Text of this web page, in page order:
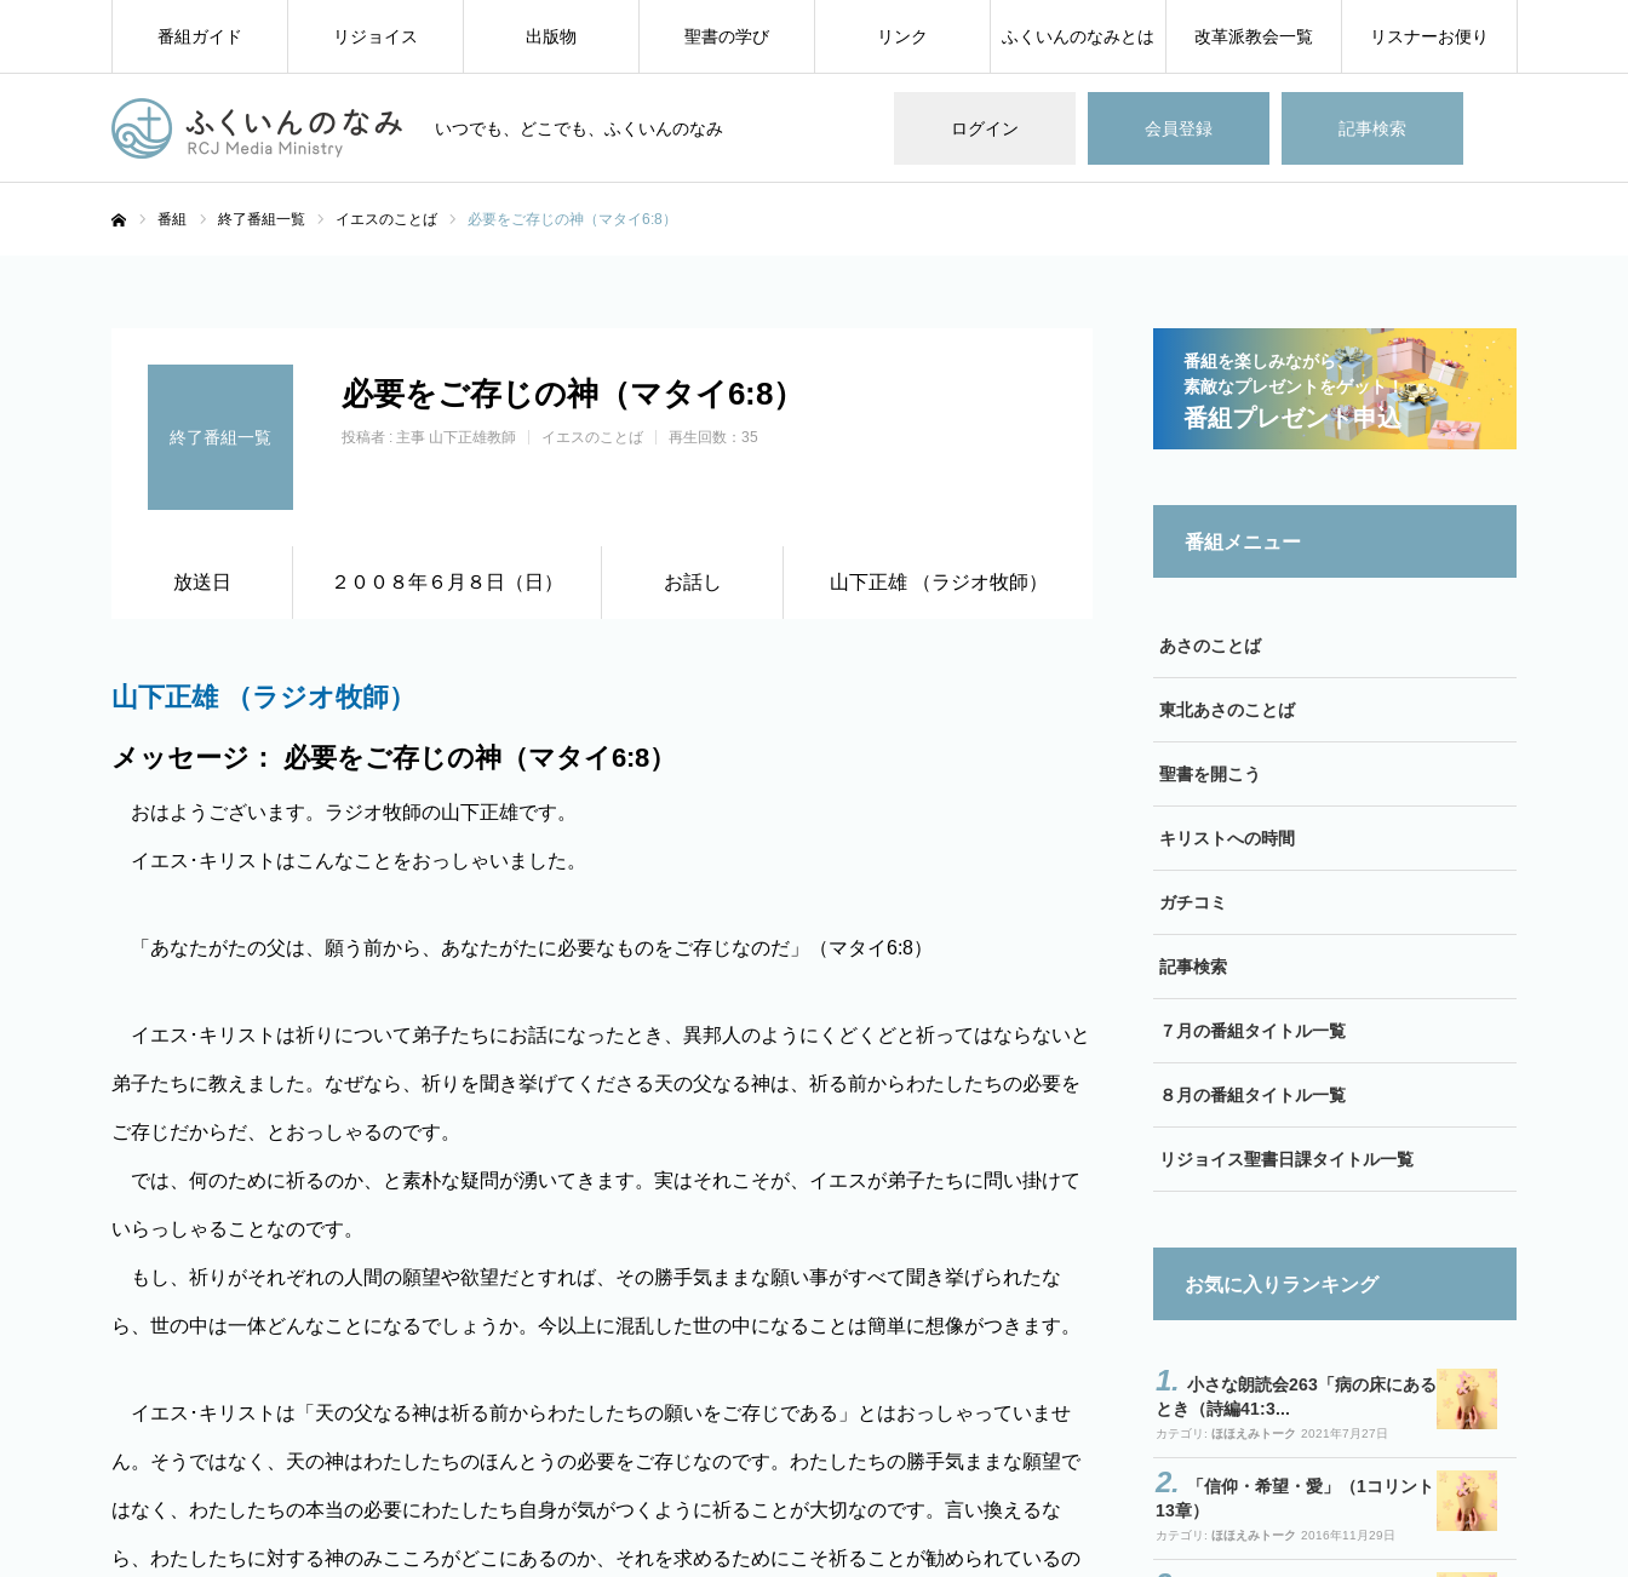
いつでも、どこでも、ふくいんのなみ ログイン 会員登録 記事検索
番組ガイド リジョイス 出版物 聖書の学び リンク ふくいんのなみとは 改革派教会一覧 リスナーお便り
番組 終了番組一覧 イエスのことば 必要をご存じの神（マタイ6:8）
終了番組一覧
必要をご存じの神（マタイ6:8）
投稿者 : 主事 山下正雄教師 イエスのことば 再生回数：35
放送日 ２００８年６月８日（日） お話し 山下正雄 （ラジオ牧師）
山下正雄 （ラジオ牧師）
メッセージ： 必要をご存じの神（マタイ6:8）
おはようございます。ラジオ牧師の山下正雄です。
イエス･キリストはこんなことをおっしゃいました。
「あなたがたの父は、願う前から、あなたがたに必要なものをご存じなのだ」（マタイ6:8）
イエス･キリストは祈りについて弟子たちにお話になったとき、異邦人のようにくどくどと祈ってはならないと
弟子たちに教えました。なぜなら、祈りを聞き挙げてくださる天の父なる神は、祈る前からわたしたちの必要を
ご存じだからだ、とおっしゃるのです。
では、何のために祈るのか、と素朴な疑問が湧いてきます。実はそれこそが、イエスが弟子たちに問い掛けて
いらっしゃることなのです。
もし、祈りがそれぞれの人間の願望や欲望だとすれば、その勝手気ままな願い事がすべて聞き挙げられたな
ら、世の中は一体どんなことになるでしょうか。今以上に混乱した世の中になることは簡単に想像がつきます。
イエス･キリストは「天の父なる神は祈る前からわたしたちの願いをご存じである」とはおっしゃっていませ
ん。そうではなく、天の神はわたしたちのほんとうの必要をご存じなのです。わたしたちの勝手気ままな願望で
はなく、わたしたちの本当の必要にわたしたち自身が気がつくように祈ることが大切なのです。言い換えるな
ら、わたしたちに対する神のみこころがどこにあるのか、それを求めるためにこそ祈ることが勧められているの
番組を楽しみながら、
素敵なプレゼントをゲット！
番組プレゼント申込
番組メニュー
あさのことば
東北あさのことば
聖書を開こう
キリストへの時間
ガチコミ
記事検索
７月の番組タイトル一覧
８月の番組タイトル一覧
リジョイス聖書日課タイトル一覧
お気に入りランキング
小さな朗読会263「病の床にある
とき（詩編41:3...
カテゴリ: ほほえみトーク 2021年7月27日
「信仰・希望・愛」（1コリント
13章）
カテゴリ: ほほえみトーク 2016年11月29日